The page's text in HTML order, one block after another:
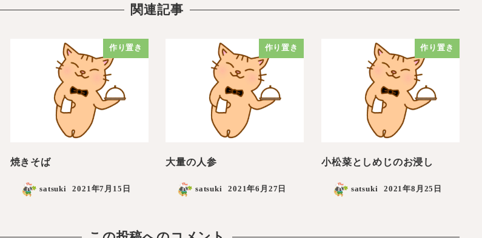
関連記事
作り置き
焼きそば
satsuki 2021年7月15日
作り置き
大量の人参
satsuki 2021年6月27日
作り置き
小松菜としめじのお浸し
satsuki 2021年8月25日